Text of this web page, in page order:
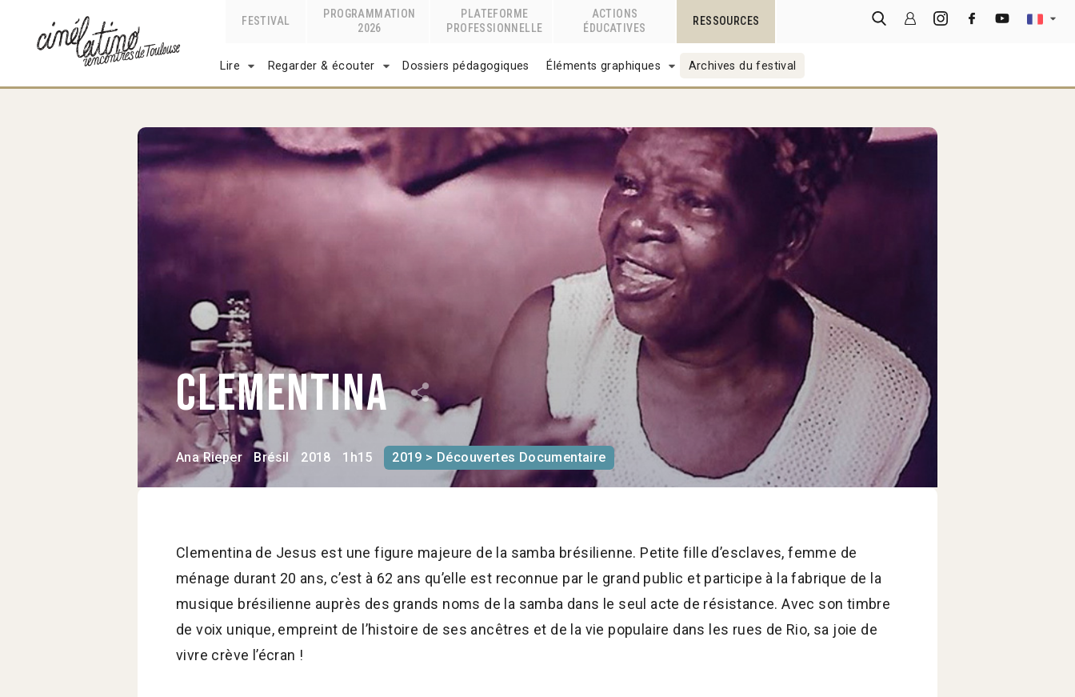
FESTIVAL
PROGRAMMATION
2026
PLATEFORME
PROFESSIONNELLE
ACTIONS
ÉDUCATIVES
RESSOURCES
Lire Regarder & écouter Dossiers pédagogiques Éléments graphiques Archives du festival
Clementina
Ana Rieper Brésil 2018 1h15 2019 > Découvertes Documentaire
Clementina de Jesus est une figure majeure de la samba brésilienne. Petite fille d’esclaves, femme de
ménage durant 20 ans, c’est à 62 ans qu’elle est reconnue par le grand public et participe à la fabrique de la
musique brésilienne auprès des grands noms de la samba dans le seul acte de résistance. Avec son timbre
de voix unique, empreint de l’histoire de ses ancêtres et de la vie populaire dans les rues de Rio, sa joie de
vivre crève l’écran !